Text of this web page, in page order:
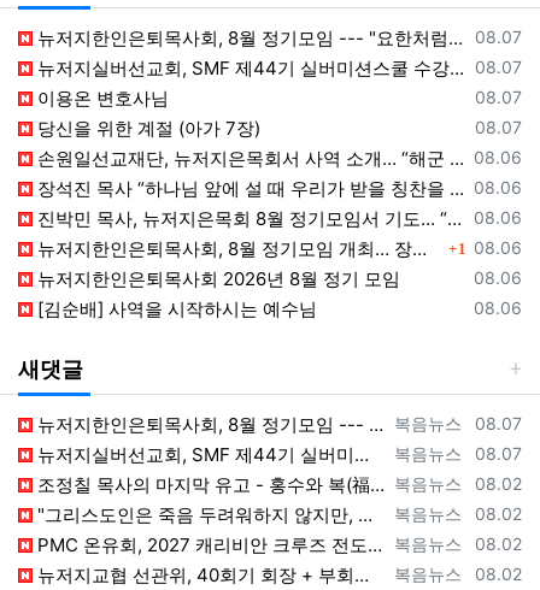
등록일
08.07
뉴저지한인은퇴목사회, 8월 정기모임 --- "요한처럼 예수님만 높이며 살자"
등록일
08.07
뉴저지실버선교회, SMF 제44기 실버미션스쿨 수강생 모집
등록일
08.07
이용온 변호사님
등록일
08.07
당신을 위한 계절 (아가 7장)
등록일
08.06
손원일선교재단, 뉴저지은목회서 사역 소개… “해군 함정마다 예배 공동체 세우는 일에 기도와 협력을”
등록일
08.06
장석진 목사 “하나님 앞에 설 때 우리가 받을 칭찬을 생각하라”
등록일
08.06
진박민 목사, 뉴저지은목회 8월 정기모임서 기도… “은목회 모든 순서 위에 하나님의 영광 나타나게 하소서”
등록일
08.06
뉴저지한인은퇴목사회, 8월 정기모임 개최… 장석진 목사 “우리가 받을 칭찬은?” 설교 댓글
1
등록일
08.06
뉴저지한인은퇴목사회 2026년 8월 정기 모임
등록일
08.06
[김순배] 사역을 시작하시는 예수님
새댓글
등록자
복음뉴스 등록일
08.07
뉴저지한인은퇴목사회, 8월 정기모임 --- "요한처럼 예수님만 높이며 살자" [2026년 8월 7일 금요일 자 뉴욕일보 기사] ==> https…
등록자
복음뉴스 등록일
08.07
뉴저지실버선교회, SMF 제44기 실버미션스쿨 수강생 모집 [2026년 8월 7일 금요일 자 뉴욕일보 기사] ==> https://www.bog…
등록자
복음뉴스 등록일
08.02
조정칠 목사의 마지막 유고 - 홍수와 복(福) 자(字) [2026년 8월 1일 토요일 자 뉴욕일보 기사] ==> https://www.bogeu…
등록자
복음뉴스 등록일
08.02
"그리스도인은 죽음 두려워하지 않지만, 살아 있는 동안 다른 사람의 유익 + 믿음의 진보 위해 살아야" [2026년 7월 31일 금요일 자 뉴욕…
등록자
복음뉴스 등록일
08.02
PMC 온유회, 2027 캐리비안 크루즈 전도여행 참가자 모집 [2026년 7월 31일 금요일 자 뉴욕일보 기사] ==> https://www.…
등록자
복음뉴스 등록일
08.02
뉴저지교협 선관위, 40회기 회장 + 부회장 등록 + 추천 절차 공고 --- 8월 28일 등록 마감, 9월 28일 선거 [2026년 7월 29일…